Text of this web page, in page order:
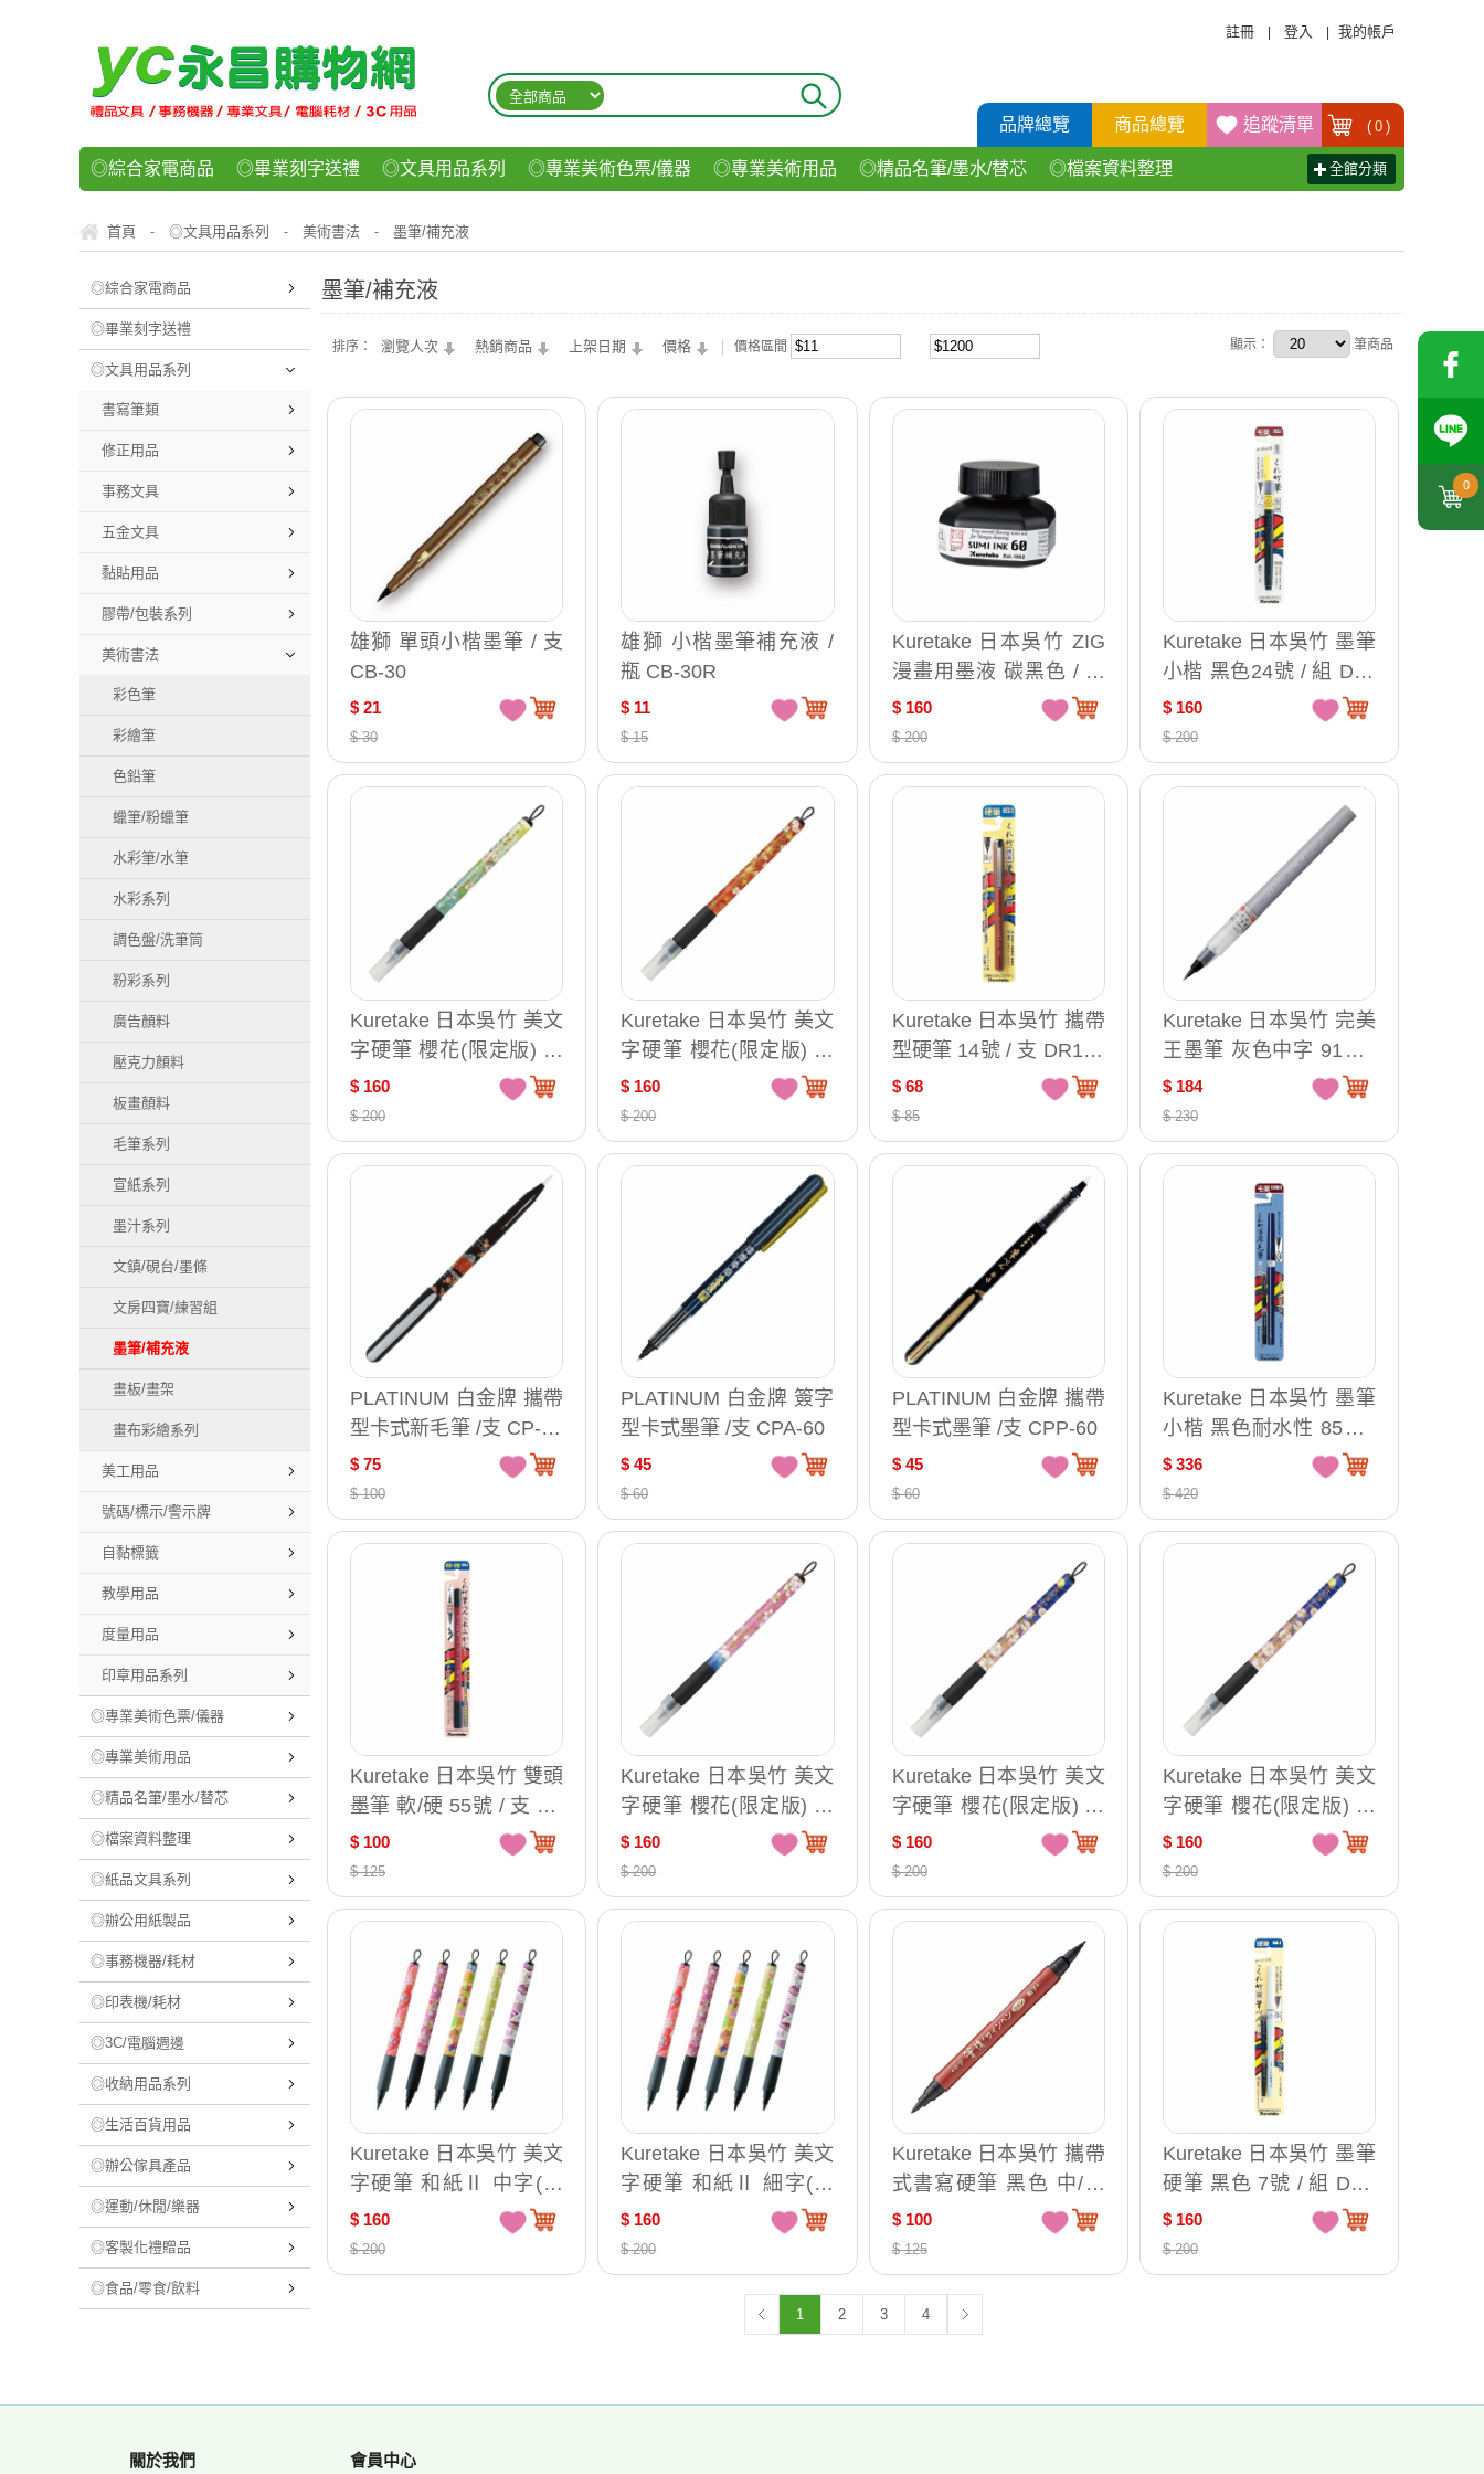
0
註冊 登入 我的帳戶
品牌總覽 商品總覽 追蹤清單 ( 0 )
◎綜合家電商品 ◎畢業刻字送禮 ◎文具用品系列 ◎專業美術色票/儀器 ◎專業美術用品 ◎精品名筆/墨水/替芯 ◎檔案資料整理
◎運動/休閒/樂器 ◎客製化禮贈品 ◎食品/零食/飲料
全館分類
首頁 - ◎文具用品系列 - 美術書法 - 墨筆/補充液
◎綜合家電商品
◎畢業刻字送禮
◎文具用品系列
書寫筆類
修正用品
事務文具
五金文具
黏貼用品
膠帶/包裝系列
美術書法
彩色筆
彩繪筆
色鉛筆
蠟筆/粉蠟筆
水彩筆/水筆
水彩系列
調色盤/洗筆筒
粉彩系列
廣告顏料
壓克力顏料
板畫顏料
毛筆系列
宣紙系列
墨汁系列
文鎮/硯台/墨條
文房四寶/練習組
墨筆/補充液
畫板/畫架
畫布彩繪系列
美工用品
號碼/標示/警示牌
自黏標籤
教學用品
度量用品
印章用品系列
◎專業美術色票/儀器
◎專業美術用品
◎精品名筆/墨水/替芯
◎檔案資料整理
◎紙品文具系列
◎辦公用紙製品
◎事務機器/耗材
◎印表機/耗材
◎3C/電腦週邊
◎收納用品系列
◎生活百貨用品
◎辦公傢具產品
◎運動/休閒/樂器
◎客製化禮贈品
◎食品/零食/飲料
墨筆/補充液
排序： 瀏覽人次 熱銷商品 上架日期 價格 價格區間 顯示： 筆商品
雄獅 單頭小楷墨筆 / 支
CB-30
$ 21
$ 30
雄獅 小楷墨筆補充液 /
瓶 CB-30R
$ 11
$ 15
Kuretake 日本吳竹 ZIG
漫畫用墨液 碳黑色 / 瓶
CNCE103-6
$ 160
$ 200
Kuretake 日本吳竹 墨筆
小楷 黑色24號 / 組 DL1
52-24B
$ 160
$ 200
Kuretake 日本吳竹 美文
字硬筆 櫻花(限定版) 中
字 落櫻 / 支 XTWM3-14
$ 160
$ 200
Kuretake 日本吳竹 美文
字硬筆 櫻花(限定版) 細
字 楓葉與櫻 / 支 XTWM
2-15
$ 160
$ 200
Kuretake 日本吳竹 攜帶
型硬筆 14號 / 支 DR150
-14B
$ 68
$ 85
Kuretake 日本吳竹 完美
王墨筆 灰色中字 91號 /
支 XO50-091B
$ 184
$ 230
PLATINUM 白金牌 攜帶
型卡式新毛筆 /支 CP-10
0
$ 75
$ 100
PLATINUM 白金牌 簽字
型卡式墨筆 /支 CPA-60
$ 45
$ 60
PLATINUM 白金牌 攜帶
型卡式墨筆 /支 CPP-60
$ 45
$ 60
Kuretake 日本吳竹 墨筆
小楷 黑色耐水性 85號 /
組 DP150-85B
$ 336
$ 420
Kuretake 日本吳竹 雙頭
墨筆 軟/硬 55號 / 支 DF
150-55B
$ 100
$ 125
Kuretake 日本吳竹 美文
字硬筆 櫻花(限定版) 中
字 櫻舞 / 支 XTWM3-13
$ 160
$ 200
Kuretake 日本吳竹 美文
字硬筆 櫻花(限定版) 中
字 夜櫻 / 支 XTWM3-12
$ 160
$ 200
Kuretake 日本吳竹 美文
字硬筆 櫻花(限定版) 細
字 夜櫻 / 支 XTWM2-12
$ 160
$ 200
Kuretake 日本吳竹 美文
字硬筆 和紙Ⅱ 中字(款
式隨機出貨) / 支 XTWM
3-7
$ 160
$ 200
Kuretake 日本吳竹 美文
字硬筆 和紙Ⅱ 細字(款
式隨機出貨) / 支 XTWM
2-7
$ 160
$ 200
Kuretake 日本吳竹 攜帶
式書寫硬筆 黑色 中/細
字 / 支 TSF1-10
$ 100
$ 125
Kuretake 日本吳竹 墨筆
硬筆 黑色 7號 / 組 DH1
50-7B
$ 160
$ 200
1 2 3 4
關於我們 會員中心